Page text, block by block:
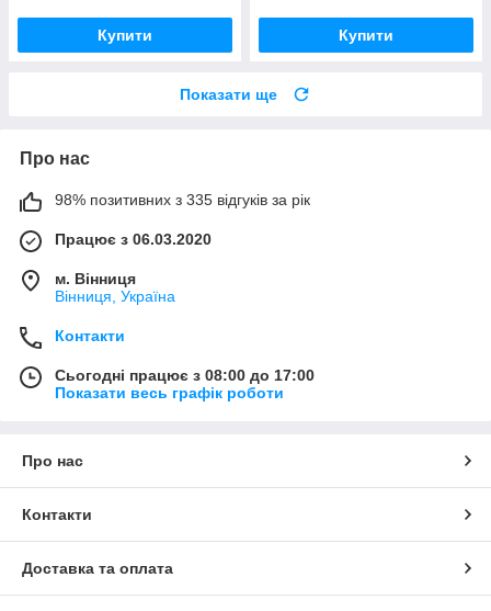
Купити Купити
Показати ще
Про нас
98% позитивних з 335 відгуків за рік
Працює з 06.03.2020
м. Вінниця
Вінниця, Україна
Контакти
Сьогодні працює з 08:00 до 17:00
Показати весь графік роботи
Про нас
Контакти
Доставка та оплата